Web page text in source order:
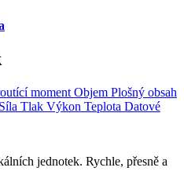
moment Objem Plošný obsah
Síla Tlak Výkon Teplota Datové
jednotek. Rychle, přesně a